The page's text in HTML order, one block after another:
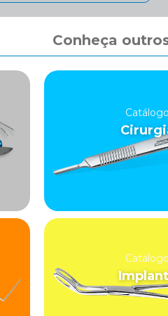
Conheça
Catálogo
Catálogo